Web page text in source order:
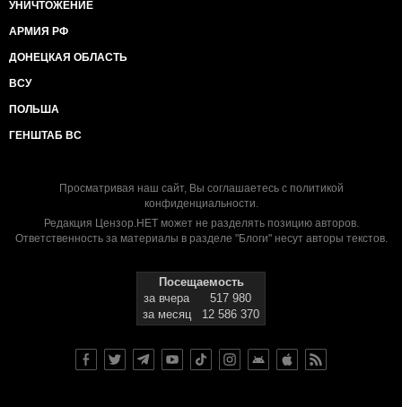
УНИЧТОЖЕНИЕ
АРМИЯ РФ
ДОНЕЦКАЯ ОБЛАСТЬ
ВСУ
ПОЛЬША
ГЕНШТАБ ВС
Просматривая наш сайт, Вы соглашаетесь с политикой
конфиденциальности.
Редакция Цензор.НЕТ может не разделять позицию авторов.
Ответственность за материалы в разделе "Блоги" несут авторы текстов.
Посещаемость
за вчера
517 980
за месяц
12 586 370